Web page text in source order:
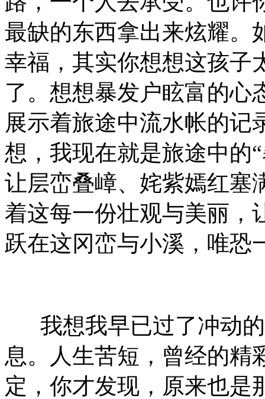
最缺的东西拿出来炫耀。
幸福，其实你想想这孩子
了。想想暴发户眩富的心
展示着旅途中流水帐的记
想，我现在就是旅途中的
让层峦叠嶂、姹紫嫣红塞
着这每一份壮观与美丽，
跃在这冈峦与小溪，唯恐
我想我早已过了冲动的
息。人生苦短，曾经的精
定，你才发现，原来也是